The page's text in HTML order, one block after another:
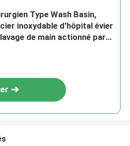
Type Wash Basin,
inoxydable d'hôpital évier
de main actionné par